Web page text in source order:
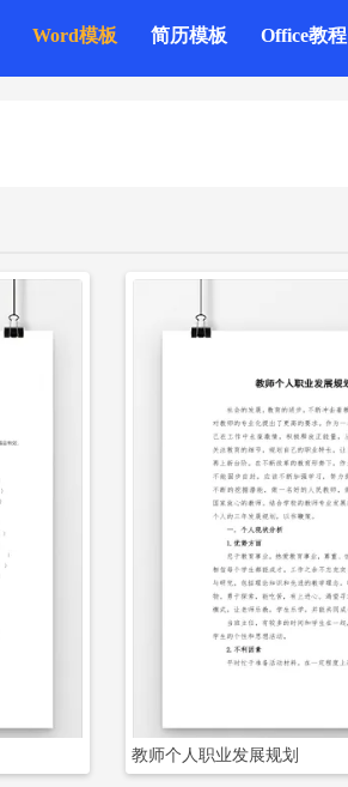
Word模板 简历模板 Office教程
立即下载
教师个人职业发展规划
立即下载